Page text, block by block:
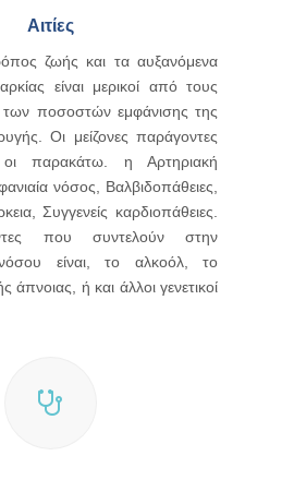
Αιτίες
ζωής και τα αυξανόμενα
είναι μερικοί από τους
ποσοστών εμφάνισης της
Οι μείζονες παράγοντες
οι παρακάτω. η Αρτηριακή
νόσος, Βαλβιδοπάθειες,
Συγγενείς καρδιοπάθειες.
που συντελούν στην
είναι, το αλκοόλ, το
άπνοιας, ή και άλλοι γενετικοί